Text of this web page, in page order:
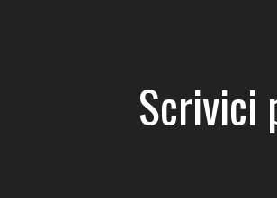
Scrivici